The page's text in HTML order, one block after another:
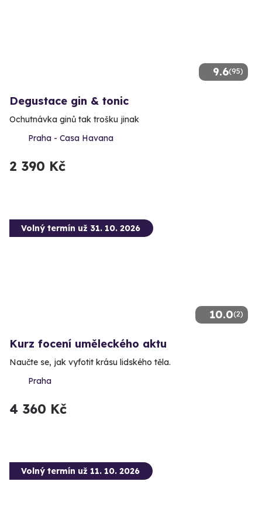
9.6(95)
Degustace gin & tonic
Ochutnávka ginů tak trošku jinak
Praha - Casa Havana
2 390 Kč
10.0(2)
Volný termín už 31. 10. 2026
Kurz focení uměleckého aktu
Naučte se, jak vyfotit krásu lidského těla.
Praha
4 360 Kč
Volný termín už 11. 10. 2026